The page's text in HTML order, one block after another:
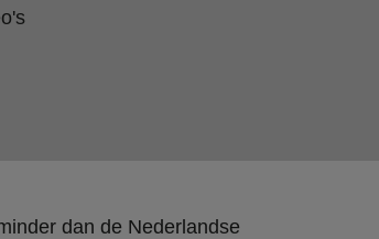
dan de Nederlandse